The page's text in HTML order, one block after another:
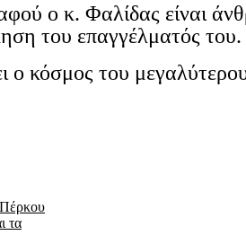
ο κ. Φαλίδας είναι
του επαγγέλματός του.
ο κόσμος του
τα